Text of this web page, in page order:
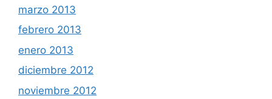
marzo 2013
febrero 2013
enero 2013
diciembre 2012
noviembre 2012